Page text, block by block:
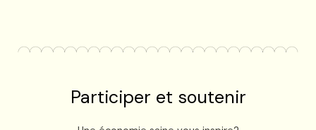
Participer et soutenir